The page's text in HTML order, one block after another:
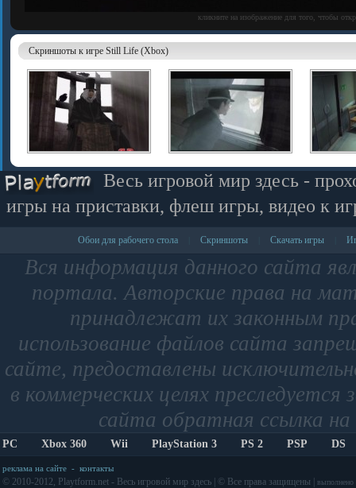
кликните на изображение для того, чтобы
Скриншоты к игре Still Life (Xbox)
Весь игровой мир здесь -
игры на приставки, флеш игры, видео к
Обои для рабочего стола Скриншоты Скачать игры
Вся информация данного сайта
портала. Авторские права на
принадлежат их законным
использование файлов сайта
сайте, предоставлены
в коммерческих целях
сайта обратная ссылка
PC Xbox 360 Wii PlayStation 3 PS 2 PSP DS
реклама на сайте - контакты
© 2010-2012, Playtform.net - Весь игровой мир здесь | © Все права защищены | выполнено